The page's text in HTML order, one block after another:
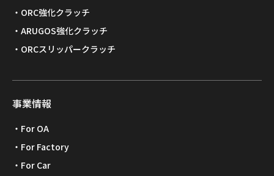
ORC強化クラッチ
ARUGOS強化クラッチ
ORCスリッパークラッチ
事業情報
For OA
For Factory
For Car